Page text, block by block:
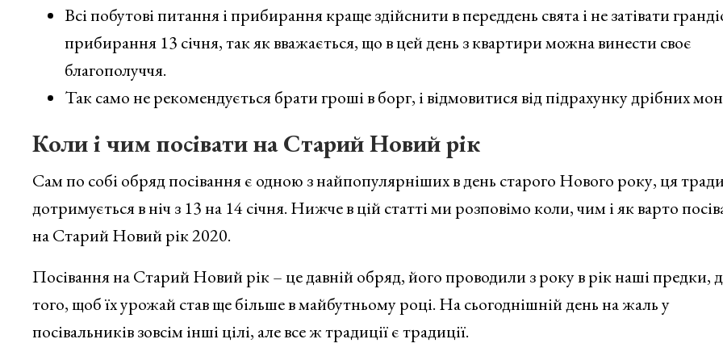
Всі побутові питання і прибирання краще здійснити в переддень свята і не затівати
прибирання 13 січня, так як вважається, що в цей день з квартири можна винести своє
благополуччя.
Так само не рекомендується брати гроші в борг, і відмовитися від підрахунку дрібних
Коли і чим посівати на Старий Новий рік
Сам по собі обряд посівання є одною з найпопулярніших в день старого Нового року, ця
дотримується в ніч з 13 на 14 січня. Нижче в цій статті ми розповімо коли, чим і як варто
на Старий Новий рік 2020.
Посівання на Старий Новий рік – це давній обряд, його проводили з року в рік наші предки,
того, щоб їх урожай став ще більше в майбутньому році. На сьогоднішній день на жаль у
посівальників зовсім інші цілі, але все ж традиції є традиції.